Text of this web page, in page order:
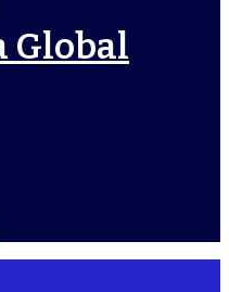
Global